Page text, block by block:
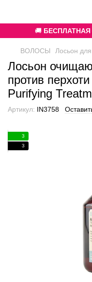
🚚 БЕСПЛАТНАЯ
ВОЛОСЫ Лосьон
Лосьон
против
Purifying
Артикул: IN3758
3
3